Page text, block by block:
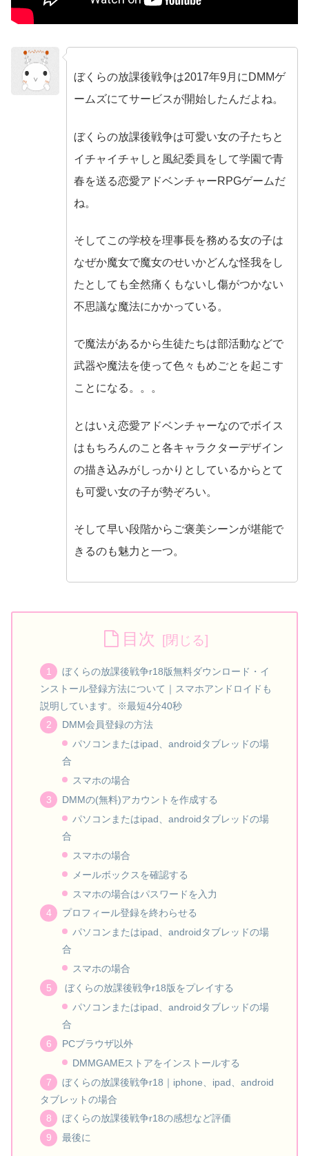
no name
ぼくらの放課後戦争は2017年9月にDMMゲ
ームズにてサービスが開始したんだよね。
ぼくらの放課後戦争は可愛い女の子たちと
イチャイチャしと風紀委員をして学園で青
春を送る恋愛アドベンチャーRPGゲームだ
ね。
そしてこの学校を理事長を務める女の子は
なぜか魔女で魔女のせいかどんな怪我をし
たとしても全然痛くもないし傷がつかない
不思議な魔法にかかっている。
で魔法があるから生徒たちは部活動などで
武器や魔法を使って色々もめごとを起こす
ことになる。。。
とはいえ恋愛アドベンチャーなのでボイス
はもちろんのこと各キャラクターデザイン
の描き込みがしっかりとしているからとて
も可愛い女の子が勢ぞろい。
そして早い段階からご褒美シーンが堪能で
きるのも魅力と一つ。
目次
ぼくらの放課後戦争r18版無料ダウンロード・イ
ンストール登録方法について｜スマホアンドロイドも
説明しています。※最短4分40秒
DMM会員登録の方法
パソコンまたはipad、androidタブレッドの場
合
スマホの場合
DMMの(無料)アカウントを作成する
パソコンまたはipad、androidタブレッドの場
合
スマホの場合
メールボックスを確認する
スマホの場合はパスワードを入力
プロフィール登録を終わらせる
パソコンまたはipad、androidタブレッドの場
合
スマホの場合
ぼくらの放課後戦争r18版をプレイする
パソコンまたはipad、androidタブレッドの場
合
PCブラウザ以外
DMMGAMEストアをインストールする
ぼくらの放課後戦争r18｜iphone、ipad、android
タブレットの場合
ぼくらの放課後戦争r18の感想など評価
最後に